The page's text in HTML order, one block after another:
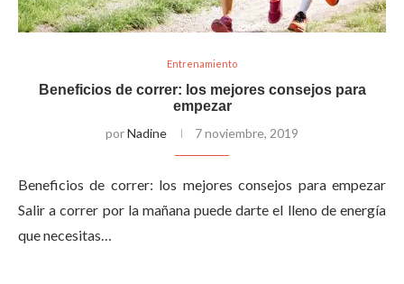
Entrenamiento
Beneficios de correr: los mejores consejos para
empezar
porNadine 7 noviembre, 2019
Beneficios de correr: los mejores consejos para empezar
Salir a correr por la mañana puede darte el lleno de energía
que necesitas…